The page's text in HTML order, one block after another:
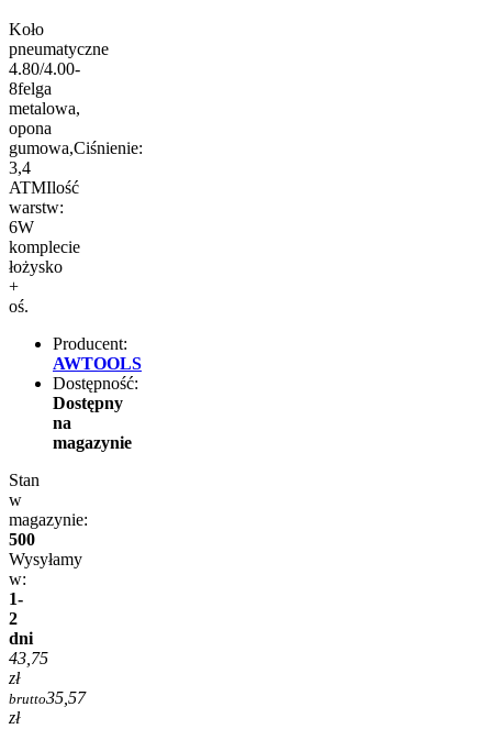
Koło
pneumatyczne
4.80/4.00-
8felga
metalowa,
opona
gumowa,Ciśnienie:
3,4
ATMIlość
warstw:
6W
komplecie
łożysko
+
oś.
Producent:
AWTOOLS
Dostępność:
Dostępny
na
magazynie
Stan
w
magazynie:
500
Wysyłamy
w:
1-
2
dni
43,75
zł
brutto35,57
zł